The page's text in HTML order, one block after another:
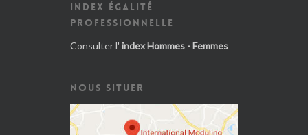
INDEX ÉGALITÉ
PROFESSIONNELLE
Consulter l' index Hommes - Femmes
NOUS SITUER